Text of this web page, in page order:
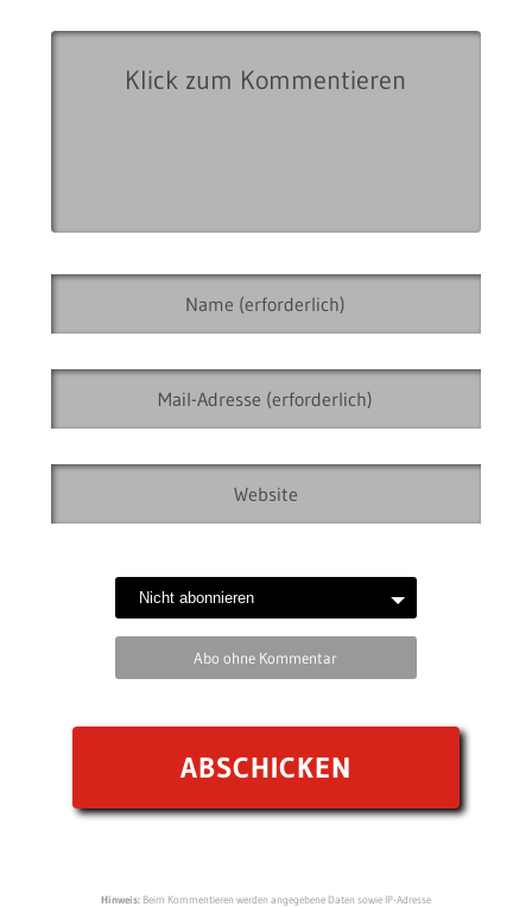
Abo ohne Kommentar
Hinweis:Beim Kommentieren werden angegebene Daten sowie IP-Adresse